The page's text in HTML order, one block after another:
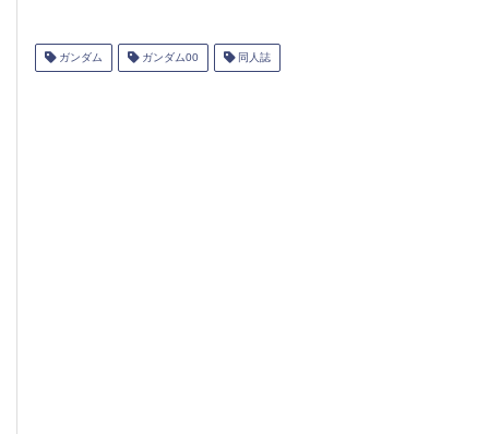
ガンダム ガンダム00 同人誌